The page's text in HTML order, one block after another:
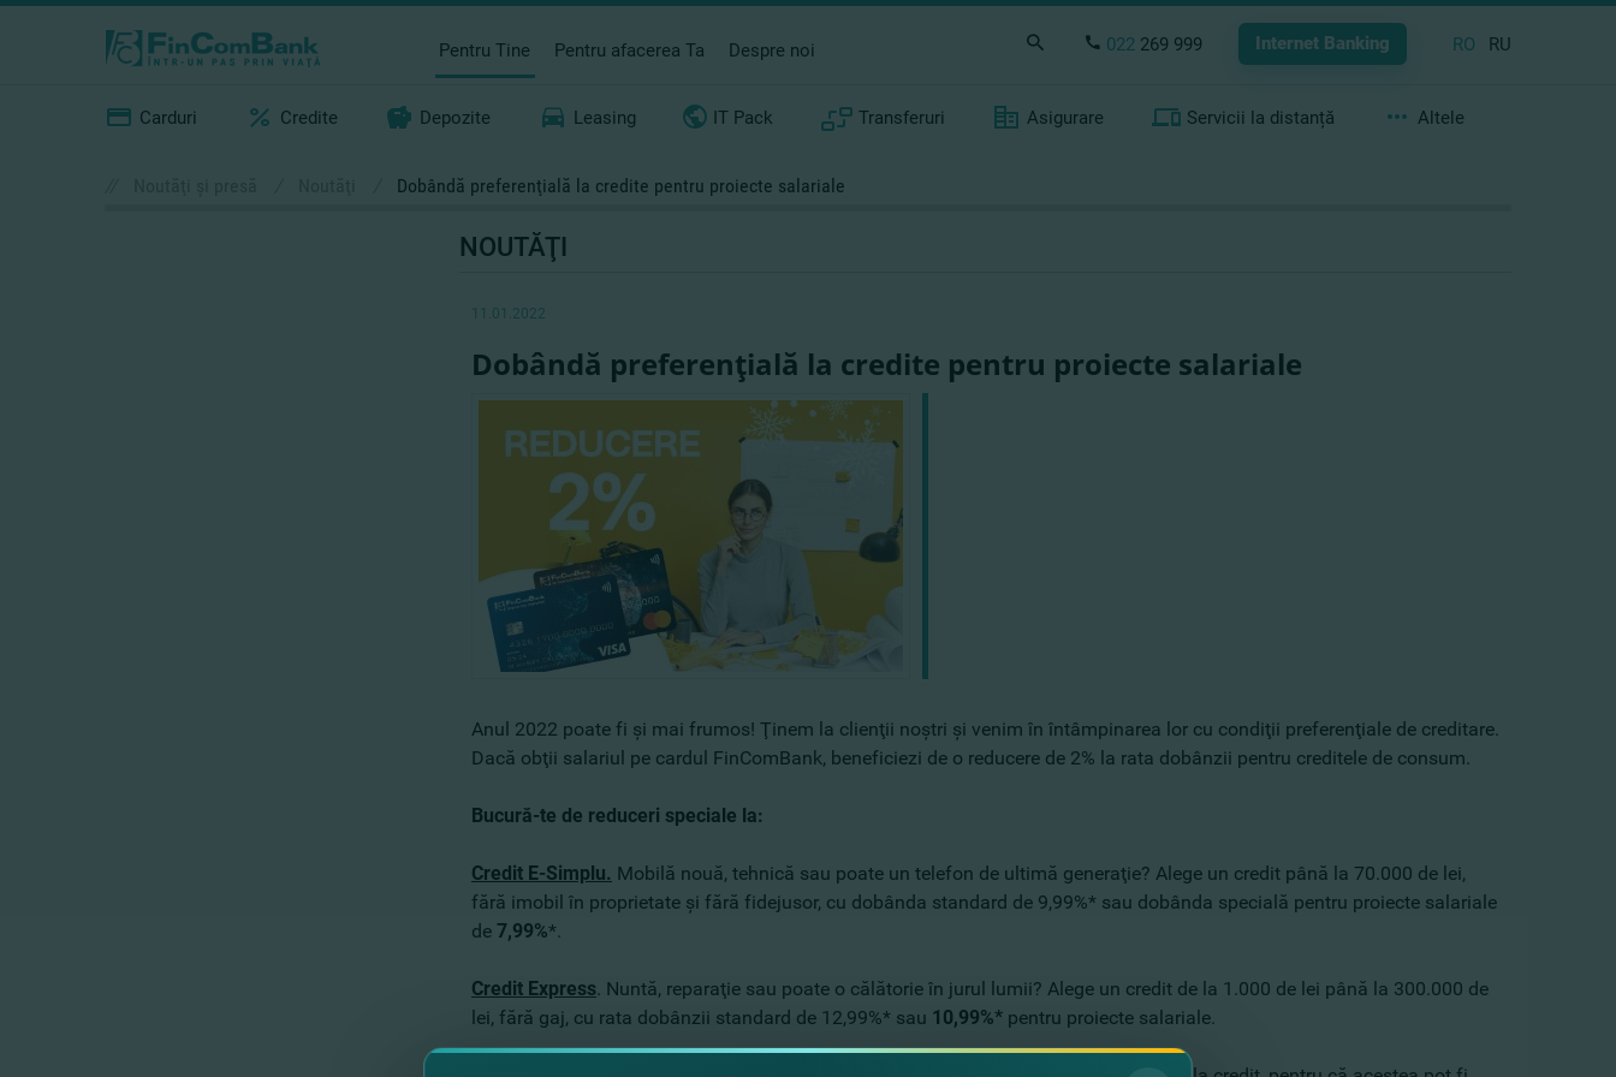
Pentru Tine Pentru afacerea Ta Despre noi 022 269 999 Internet Banking RO RU
Carduri Credite Depozite Leasing IT Pack Transferuri Asigurare Servicii la distanță Altele
Dobândă preferenţială la credite pentru proiecte salariale
NOUTĂŢI
11.01.2022
Dobândă preferenţială la credite pentru proiecte salariale
Anul 2022 poate fi şi mai frumos! Ţinem la clienţii noştri şi venim în întâmpinarea lor cu condiţii preferenţiale de creditare.
Dacă obţii salariul pe cardul FinComBank, beneficiezi de o reducere de 2% la rata dobânzii pentru creditele de consum.
Bucură-te de reduceri speciale la:
Credit E-Simplu. Mobilă nouă, tehnică sau poate un telefon de ultimă generaţie? Alege un credit până la 70.000 de lei,
fără imobil în proprietate şi fără fidejusor, cu dobânda standard de 9,99%* sau dobânda specială pentru proiecte salariale
de 7,99%*.
Credit Express. Nuntă, reparaţie sau poate o călătorie în jurul lumii? Alege un credit de la 1.000 de lei până la 300.000 de
lei, fără gaj, cu rata dobânzii standard de 12,99%* sau 10,99%* pentru proiecte salariale.